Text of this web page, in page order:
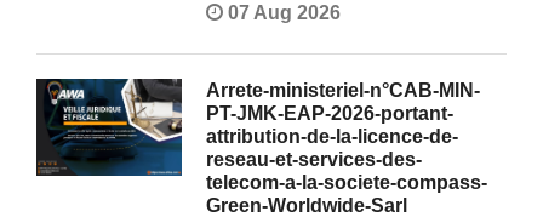
07 Aug 2026
Arrete-ministeriel-n°CAB-MIN-
PT-JMK-EAP-2026-portant-
attribution-de-la-licence-de-
reseau-et-services-des-
telecom-a-la-societe-compass-
Green-Worldwide-Sarl